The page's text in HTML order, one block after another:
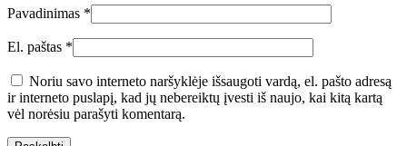
Pavadinimas *
El. paštas *
Noriu savo interneto naršyklėje išsaugoti vardą, el. pašto adresą
ir interneto puslapį, kad jų nebereiktų įvesti iš naujo, kai kitą kartą
vėl norėsiu parašyti komentarą.